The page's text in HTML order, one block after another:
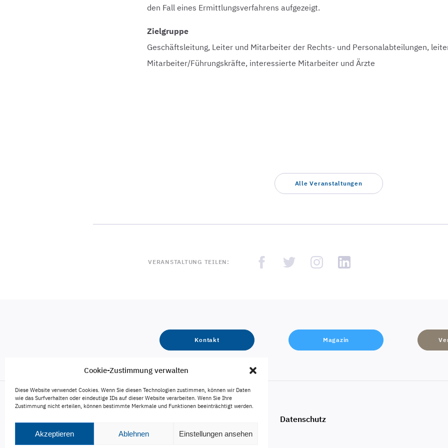
Cookie-Zustimmung verwalten
Diese Website verwendet Cookies. Wenn Sie diesen Technologien zustimmen, können wir Daten
wie das Surfverhalten oder eindeutige IDs auf dieser Website verarbeiten. Wenn Sie Ihre
Zustimmung nicht erteilen, können bestimmte Merkmale und Funktionen beeinträchtigt werden.
Akzeptieren Ablehnen Einstellungen ansehen
den Fall eines Ermittlungsverfahrens aufgezeigt.
Zielgruppe
Geschäftsleitung, Leiter und Mitarbeiter der Rechts- und Personalabteilungen,
Mitarbeiter/Führungskräfte, interessierte Mitarbeiter und Ärzte
Alle Veranstaltungen
VERANSTALTUNG TEILEN:
Kontakt Magazin
Datenschutz